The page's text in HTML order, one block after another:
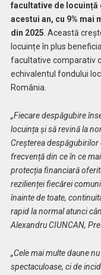
facultative de locuință
acestui an, cu 9% mai
din 2025 . Această
locuințe în plus
facultative comparativ
echivalentul fondului
România.
„Fiecare despăgubire
locuința și să revină la
Creșterea
frecvență din ce în ce
protecția financiară
rezilienței fiecărei
înainte de toate,
rapid la normal atunci
Alexandru CIUNCAN,
„Cele mai multe daune
spectaculoase, ci de